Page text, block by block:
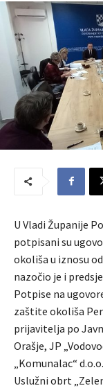
U Vladi Županije
potpisani su
okoliša u iznosu
nazočio je i
Potpise na
zaštite okoliša
prijavitelja po
Orašje, JP
„Komunalac“
Uslužni obrt